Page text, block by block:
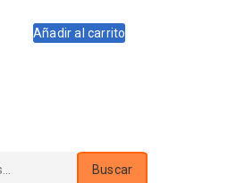
era:
es:
Añadir al carrito
Buscar
Buscar